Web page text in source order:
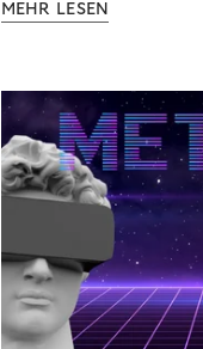
Wettbewerbsvorteil.
(DSGVO) – geraten
Grenzen traditioneller
MEHR LESEN